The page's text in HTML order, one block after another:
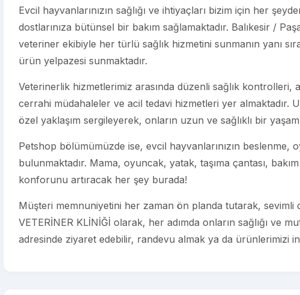
Evcil hayvanlarınızın sağlığı ve ihtiyaçları bizim için her
dostlarınıza bütünsel bir bakım sağlamaktadır. Balıkesir /
veteriner ekibiyle her türlü sağlık hizmetini sunmanın yanı
ürün yelpazesi sunmaktadır.
Veterinerlik hizmetlerimiz arasında düzenli sağlık kontrolleri,
cerrahi müdahaleler ve acil tedavi hizmetleri yer almaktadır.
özel yaklaşım sergileyerek, onların uzun ve sağlıklı bir
Petshop bölümümüzde ise, evcil hayvanlarınızın
bulunmaktadır. Mama, oyuncak, yatak, taşıma çantası,
konforunu artıracak her şey burada!
Müşteri memnuniyetini her zaman ön planda tutarak, sevimli
VETERİNER KLİNİĞİ olarak, her adımda onların sağlığı ve
adresinde ziyaret edebilir, randevu almak ya da ürünlerimizi